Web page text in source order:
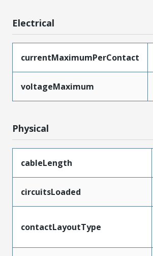
Electrical
currentMaximumPerContact
voltageMaximum
Physical
cableLength
circuitsLoaded
contactLayoutType